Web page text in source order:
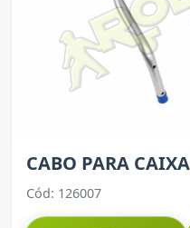
CABO PARA
Cód: 126007